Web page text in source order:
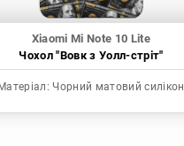
Xiaomi Mi Note 10 Lite
Чохол "Вовк з Уолл-стріт"
Матеріал: Чорний матовий силікон